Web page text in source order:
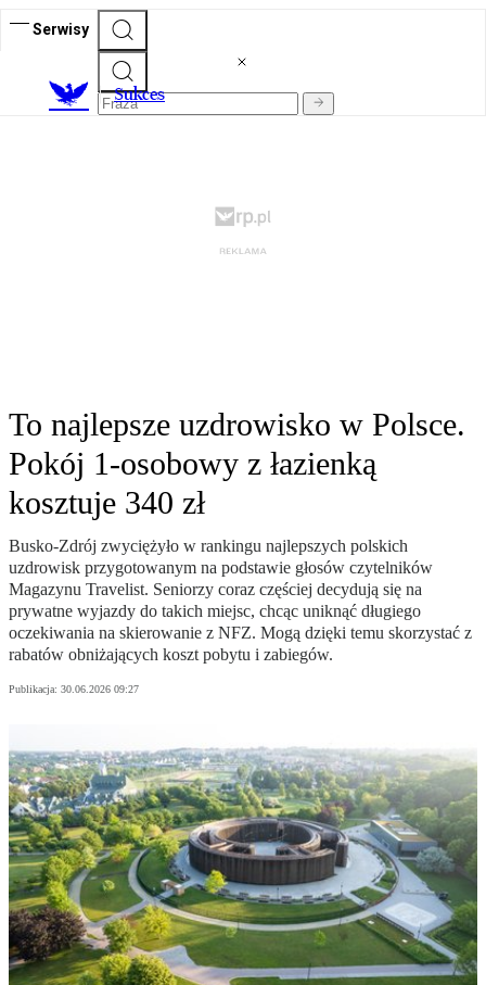
Serwisy
Sukces
To najlepsze uzdrowisko w Polsce.
Pokój 1-osobowy z łazienką
kosztuje 340 zł
Busko-Zdrój zwyciężyło w rankingu najlepszych polskich
uzdrowisk przygotowanym na podstawie głosów czytelników
Magazynu Travelist. Seniorzy coraz częściej decydują się na
prywatne wyjazdy do takich miejsc, chcąc uniknąć długiego
oczekiwania na skierowanie z NFZ. Mogą dzięki temu skorzystać z
rabatów obniżających koszt pobytu i zabiegów.
Publikacja: 30.06.2026 09:27